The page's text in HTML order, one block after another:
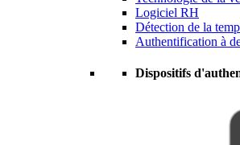
Logiciel RH
Détection de la
Authentification à
Dispositifs